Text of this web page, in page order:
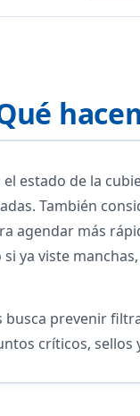
el estado de la
También
agendar más
ya viste
prevenir
críticos,